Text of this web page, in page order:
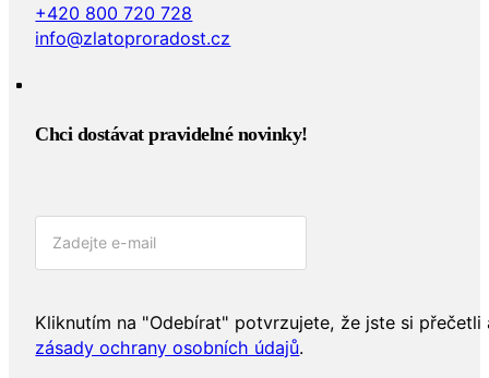
+420 800 720 728
info@zlatoproradost.cz
Chci dostávat pravidelné novinky!​
Kliknutím na "Odebírat" potvrzujete, že jste si přečetli
zásady ochrany osobních údajů.